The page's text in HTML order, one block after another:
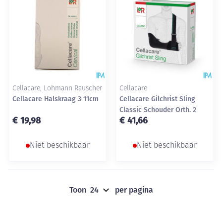
Cellacare, Lohmann Rauscher
Cellacare Halskraag 3 11cm
€ 19,98
Niet beschikbaar
Cellacare
Cellacare Gilchrist Sling
Classic Schouder Orth. 2
€ 41,66
Niet beschikbaar
Toon per pagina